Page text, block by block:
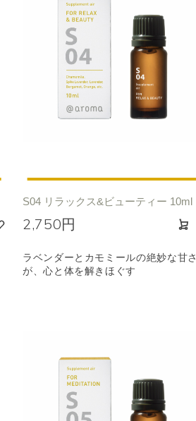
S04 リラックス&ビューティー 10ml
2,750円
ラベンダーとカモミールの絶妙な甘さ
が、心と体を解きほぐす